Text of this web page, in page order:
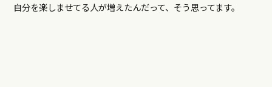
自分を楽しませてる人が増えたんだって、そう思ってます。